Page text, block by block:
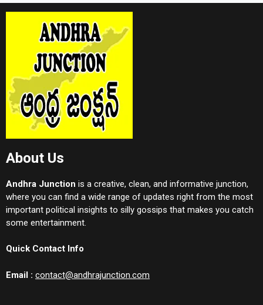
About Us
Andhra Junction is a creative, clean, and informative junction,
where you can find a wide range of updates right from the most
important political insights to silly gossips that makes you catch
some entertainment.
Quick Contact Info
Email : contact@andhrajunction.com